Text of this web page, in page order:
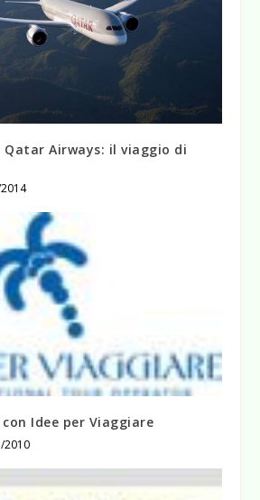
Qatar Airways: il viaggio di
con Idee per Viaggiare
2010